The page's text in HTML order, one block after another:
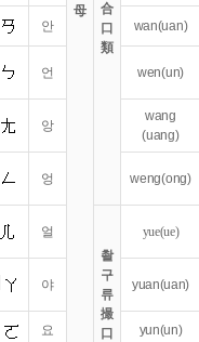
母
合
口
類
안 wan(uan)
언 wen(un)
앙
wang
(uang)
엉 weng(ong)
얼
촬
구
류
撮
口
yue(ue)
야 yuan(uan)
요 yun(un)